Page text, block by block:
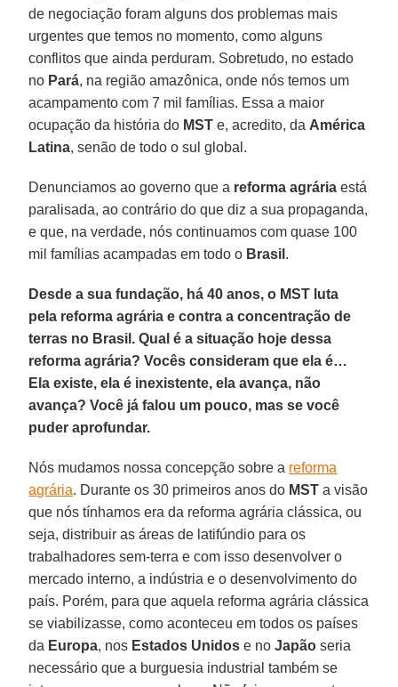
de negociação foram alguns dos problemas mais
urgentes que temos no momento, como alguns
conflitos que ainda perduram. Sobretudo, no estado
no Pará, na região amazônica, onde nós temos um
acampamento com 7 mil famílias. Essa a maior
ocupação da história do MST e, acredito, da América
Latina, senão de todo o sul global.
Denunciamos ao governo que a reforma agrária está
paralisada, ao contrário do que diz a sua propaganda,
e que, na verdade, nós continuamos com quase 100
mil famílias acampadas em todo o Brasil .
Desde a sua fundação, há 40 anos, o MST luta
pela reforma agrária e contra a concentração de
terras no Brasil. Qual é a situação hoje dessa
reforma agrária? Vocês consideram que ela é…
Ela existe, ela é inexistente, ela avança, não
avança? Você já falou um pouco, mas se você
puder aprofundar.
Nós mudamos nossa concepção sobre a reforma
agrária. Durante os 30 primeiros anos do MST a visão
que nós tínhamos era da reforma agrária clássica, ou
seja, distribuir as áreas de latifúndio para os
trabalhadores sem-terra e com isso desenvolver o
mercado interno, a indústria e o desenvolvimento do
país. Porém, para que aquela reforma agrária clássica
se viabilizasse, como aconteceu em todos os países
da Europa, nos Estados Unidos e noJapão seria
necessário que a burguesia industrial também se